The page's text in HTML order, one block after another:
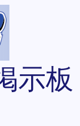
示板